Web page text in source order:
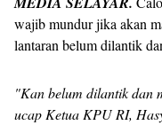
wajib mundur jika akan
lantaran belum dilantik
"Kan belum dilantik dan
ucap Ketua KPU RI,